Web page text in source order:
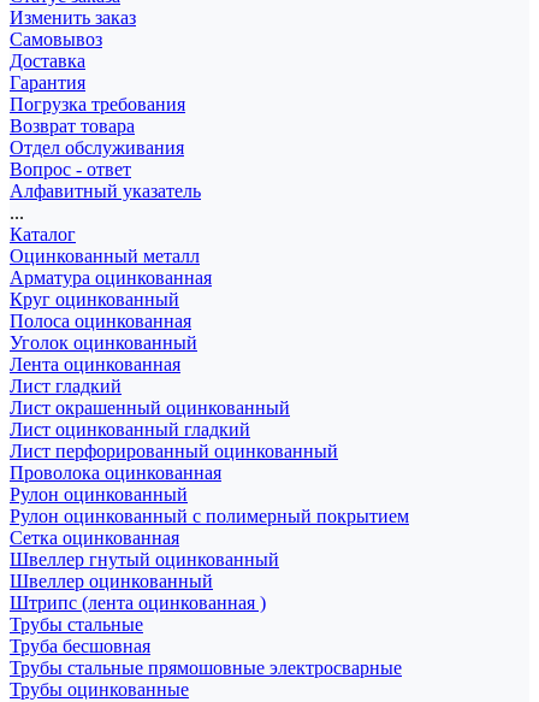
Изменить заказ
Самовывоз
Доставка
Гарантия
Погрузка требования
Возврат товара
Отдел обслуживания
Вопрос - ответ
Алфавитный указатель
...
Каталог
Оцинкованный металл
Арматура оцинкованная
Круг оцинкованный
Полоса оцинкованная
Уголок оцинкованный
Лента оцинкованная
Лист гладкий
Лист окрашенный оцинкованный
Лист оцинкованный гладкий
Лист перфорированный оцинкованный
Проволока оцинкованная
Рулон оцинкованный
Рулон оцинкованный с полимерный покрытием
Сетка оцинкованная
Швеллер гнутый оцинкованный
Швеллер оцинкованный
Штрипс (лента оцинкованная )
Трубы стальные
Труба бесшовная
Трубы стальные прямошовные электросварные
Трубы оцинкованные